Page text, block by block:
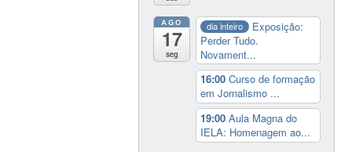
AGO
17
seg
dia inteiro
Exposição:
Perder Tudo.
Novament...
16:00Curso de formação
em Jornalismo ...
19:00Aula Magna do
IELA: Homenagem ao...